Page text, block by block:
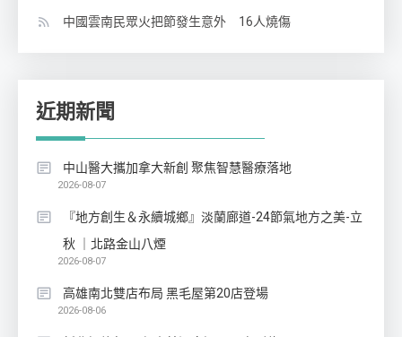
中國雲南民眾火把節發生意外 16人燒傷
近期新聞
中山醫大攜加拿大新創 聚焦智慧醫療落地
2026-08-07
『地方創生＆永續城鄉』淡蘭廊道-24節氣地方之美-立
秋 ｜北路金山八煙
2026-08-07
高雄南北雙店布局 黑毛屋第20店登場
2026-08-06